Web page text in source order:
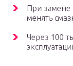
При замене
менять
Через 100